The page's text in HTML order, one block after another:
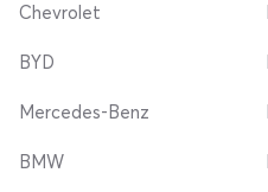
Chevrolet
BYD
Mercedes-Benz
BMW